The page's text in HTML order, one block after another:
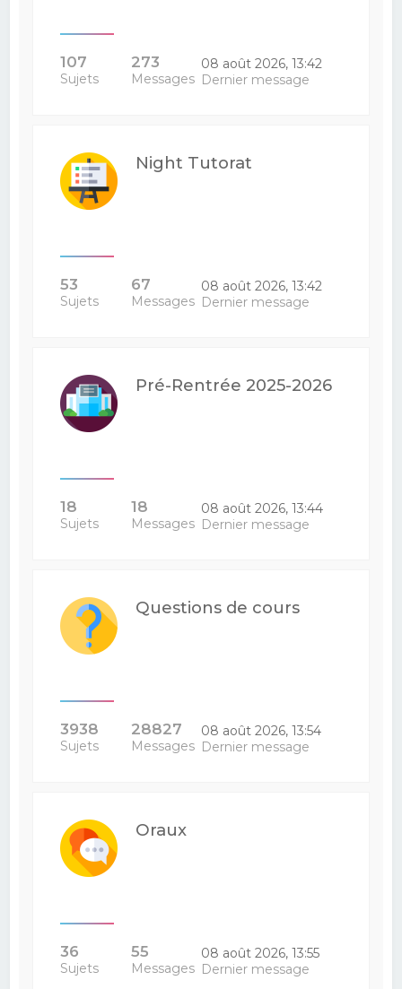
107
Sujets
273
Messages
08 août 2026, 13:42
Dernier message
Night Tutorat
53
Sujets
67
Messages
08 août 2026, 13:42
Dernier message
Pré-Rentrée 2025-2026
18
Sujets
18
Messages
08 août 2026, 13:44
Dernier message
Questions de cours
3938
Sujets
28827
Messages
08 août 2026, 13:54
Dernier message
Oraux
36
Sujets
55
Messages
08 août 2026, 13:55
Dernier message